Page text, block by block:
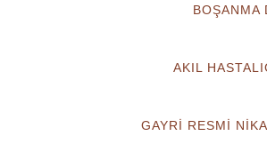
BOŞANMA
AKIL
GAYRİ RESMİ